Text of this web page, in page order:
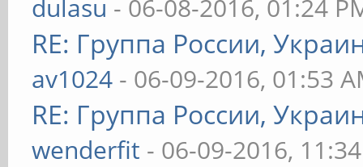
dulasu - 06-08-2016, 01:24
RE: Группа России,
av1024 - 06-09-2016, 01:53
RE: Группа России,
wenderfit - 06-09-2016,